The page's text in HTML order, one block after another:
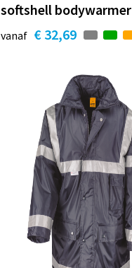
softshell bodywarmer
vanaf € 32,69